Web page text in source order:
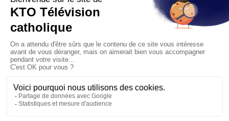
La visite pastorale du pape Léon
XIV à Assise à suivre sur KTO le
jeudi 6 août
Le pape en Uruguay, Argentine et
Pérou du 6 au 17 novembre 2026